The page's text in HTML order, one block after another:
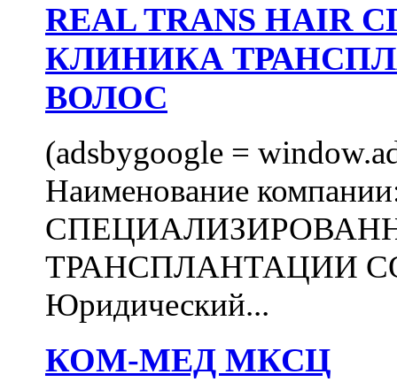
REAL TRANS
КЛИНИКА
ВОЛОС
(adsbygoogle =
Наименование
ТРАНСПЛАНТАЦИИ
Юридический...
КОМ-МЕД МКСЦ